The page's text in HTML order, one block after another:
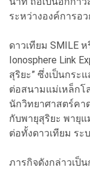
ระหว่างองค์การอ
ดาวเทียม SMILE
Ionosphere Link
สุริยะ” ซึ่งเป็นกระ
ต่อสนามแม่เหล็กโ
นักวิทยาศาสตร์คา
กับพายุสุริยะ พายุ
ต่อทั้งดาวเทียม ระ
ภารกิจดังกล่าวเป็